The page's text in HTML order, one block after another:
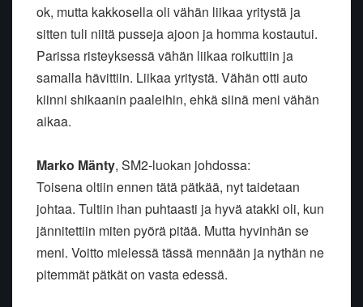
ok, mutta kakkosella oli vähän liikaa yritystä ja
sitten tuli niitä pusseja ajoon ja homma kostautui.
Parissa risteyksessä vähän liikaa roikuttiin ja
samalla hävittiin. Liikaa yritystä. Vähän otti auto
kiinni shikaanin paaleihin, ehkä siinä meni vähän
aikaa.
Marko Mänty, SM2-luokan johdossa:
Toisena oltiin ennen tätä pätkää, nyt taidetaan
johtaa. Tultiin ihan puhtaasti ja hyvä atakki oli, kun
jännitettiin miten pyörä pitää. Mutta hyvinhän se
meni. Voitto mielessä tässä mennään ja nythän ne
pitemmät pätkät on vasta edessä.